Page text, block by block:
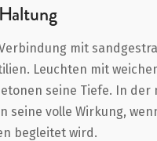
mit
Leuchten mit
seine Tiefe. In der
seine volle Wirkung,
begleitet wird.